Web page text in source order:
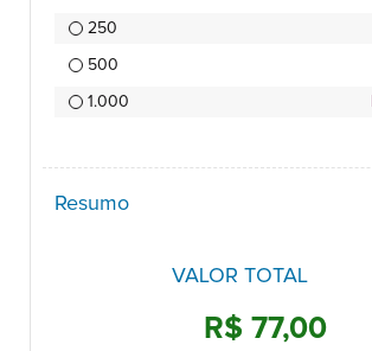
250
500
1.000
Resumo
VALOR TOTAL
R$ 77,00